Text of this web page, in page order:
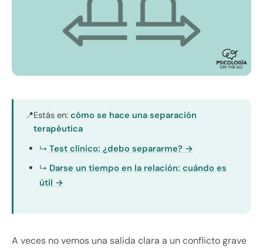
📍Estás en: cómo se hace una separación
terapéutica
Test clínico: ¿debo separarme? →
Darse un tiempo en la relación: cuándo es
útil →
A veces no vemos una salida clara a un conflicto grave